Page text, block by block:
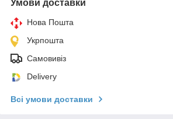
Умови доставки
Нова Пошта
Укрпошта
Самовивіз
Delivery
Всі умови доставки